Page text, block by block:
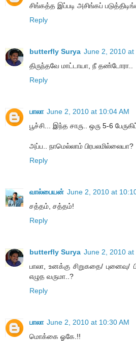
சிங்கத்த இப்படி அசிங்கப்
Reply
butterfly Surya June 2, 2010 at
திருந்தவே மாட்டாயா, நீ தண்டோரா..
Reply
பாலா June 2, 2010 at 10:04 AM
பூச்சி... இந்த சாரு.. ஒரு 5-6
அப்ப.. நாமெல்லாம் பிரபலமில்லையா?
Reply
வால்பையன் June 2, 2010 at
சத்தம், சத்தம்!
Reply
butterfly Surya June 2, 2010 at
பாலா, உனக்கு சிறுகதை/
எழுத வருமா..?
Reply
பாலா June 2, 2010 at 10:30 AM
மொக்கை ஓகே.!!